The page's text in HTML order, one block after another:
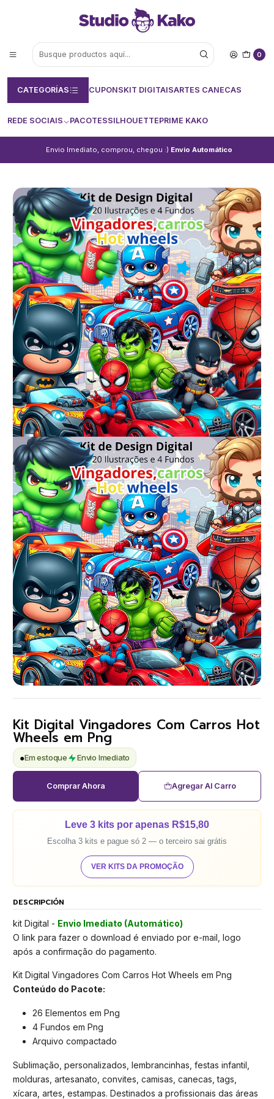
0
CATEGORÍAS CUPONSKIT DIGITAISARTES CANECAS
REDE SOCIAIS PACOTESSILHOUETTEPRIME KAKO
Envio Imediato, comprou, chegou :) Envio Automático
Kit Digital Vingadores Com Carros Hot
Wheels em Png
●Em estoque Envio Imediato
Agregar Al Carro
Comprar Ahora
Leve 3 kits por apenas R$15,80
Escolha 3 kits e pague só 2 — o terceiro sai grátis
VER KITS DA PROMOÇÃO
DESCRIPCIÓN
kit Digital - Envio Imediato (Automático)
O link para fazer o download é enviado por e-mail, logo
após a confirmação do pagamento.
Kit Digital Vingadores Com Carros Hot Wheels em Png
Conteúdo do Pacote:
26 Elementos em Png
4 Fundos em Png
Arquivo compactado
Sublimação, personalizados, lembrancinhas, festas infantil,
molduras, artesanato, convites, camisas, canecas, tags,
xícara, artes, estampas. Destinados a profissionais das áreas